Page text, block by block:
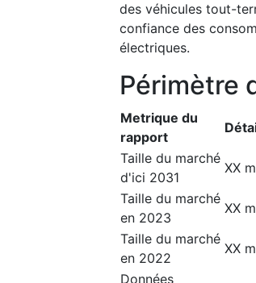
des véhicules tout-
confiance des
électriques.
Périmètre
Metrique du
rapport
Taille du marché
d'ici 2031
XX
Taille du marché
en 2023
XX
Taille du marché
en 2022
XX
Données